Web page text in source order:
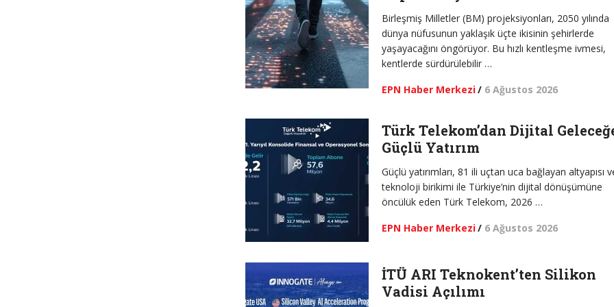
Birleşmiş Milletler (BM) projeksiyonları, 2050 yılında
dünya nüfusunun yaklaşık üçte ikisinin şehirlerde
yaşayacağını öngörüyor. Bu hızlı kentleşme ivmesi,
kentlerde sürdürülebilir …
EPN Haber Merkezi/ 6 Ağustos 2026
Türk Telekom’dan Dijital
Güçlü Yatırım
Güçlü yatırımları, 81 ili uçtan uca bağlayan altyapısı
teknoloji birikimi ile Türkiye’nin dijital dönüşümüne
öncülük eden Türk Telekom, 2026 …
EPN Haber Merkezi/ 6 Ağustos 2026
İTÜ ARI Teknokent’ten Silikon
Vadisi Açılımı